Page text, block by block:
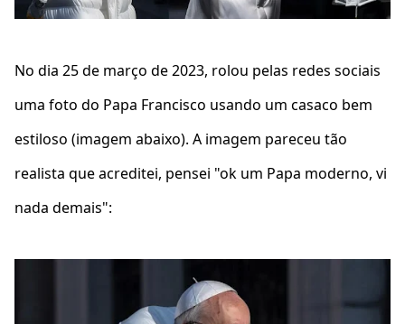
No dia 25 de março de 2023, rolou pelas redes sociais
uma foto do Papa Francisco usando um casaco bem
estiloso (imagem abaixo). A imagem pareceu tão
realista que acreditei, pensei "ok um Papa moderno, vi
nada demais":